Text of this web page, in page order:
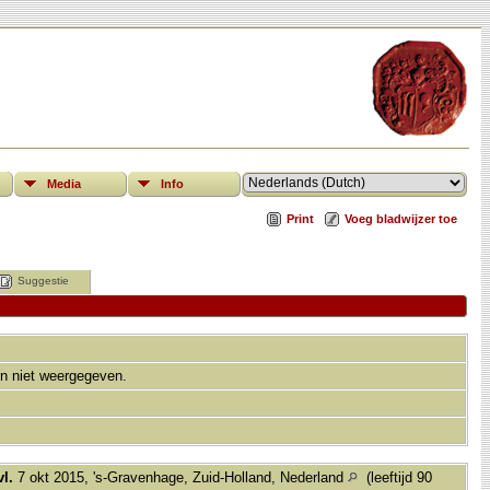
Media Info
Print Voeg bladwijzer toe
Suggestie
niet weergegeven.
7 okt 2015, 's-Gravenhage, Zuid-Holland, Nederland
(leeftijd 90